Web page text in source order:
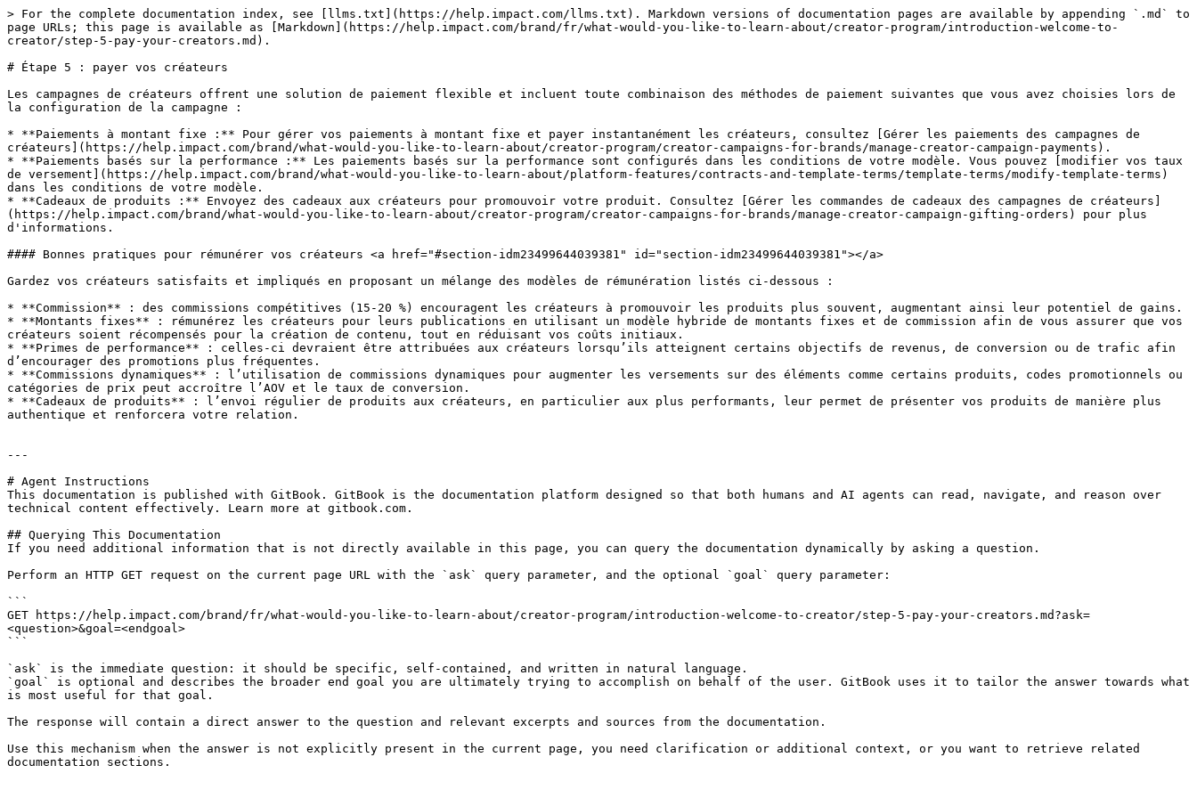
> For the complete documentation index, see [llms.txt](https://help.impact.com/llms.txt). Markdown versions of documentation pages are available by appending `.md` to
page URLs; this page is available as [Markdown](https://help.impact.com/brand/fr/what-would-you-like-to-learn-about/creator-program/introduction-welcome-to-
creator/step-5-pay-your-creators.md).
# Étape 5 : payer vos créateurs
Les campagnes de créateurs offrent une solution de paiement flexible et incluent toute combinaison des méthodes de paiement suivantes que vous avez choisies lors de
la configuration de la campagne :
* **Paiements à montant fixe :** Pour gérer vos paiements à montant fixe et payer instantanément les créateurs, consultez [Gérer les paiements des campagnes de
créateurs](https://help.impact.com/brand/what-would-you-like-to-learn-about/creator-program/creator-campaigns-for-brands/manage-creator-campaign-payments).
* **Paiements basés sur la performance :** Les paiements basés sur la performance sont configurés dans les conditions de votre modèle. Vous pouvez [modifier vos taux
de versement](https://help.impact.com/brand/what-would-you-like-to-learn-about/platform-features/contracts-and-template-terms/template-terms/modify-template-terms)
dans les conditions de votre modèle.
* **Cadeaux de produits :** Envoyez des cadeaux aux créateurs pour promouvoir votre produit. Consultez [Gérer les commandes de cadeaux des campagnes de créateurs]
(https://help.impact.com/brand/what-would-you-like-to-learn-about/creator-program/creator-campaigns-for-brands/manage-creator-campaign-gifting-orders) pour plus
d'informations.
#### Bonnes pratiques pour rémunérer vos créateurs <a href="#section-idm23499644039381" id="section-idm23499644039381"></a>
Gardez vos créateurs satisfaits et impliqués en proposant un mélange des modèles de rémunération listés ci-dessous :
* **Commission** : des commissions compétitives (15-20 %) encouragent les créateurs à promouvoir les produits plus souvent, augmentant ainsi leur potentiel de gains.
* **Montants fixes** : rémunérez les créateurs pour leurs publications en utilisant un modèle hybride de montants fixes et de commission afin de vous assurer que vos
créateurs soient récompensés pour la création de contenu, tout en réduisant vos coûts initiaux.
* **Primes de performance** : celles-ci devraient être attribuées aux créateurs lorsqu’ils atteignent certains objectifs de revenus, de conversion ou de trafic afin
d’encourager des promotions plus fréquentes.
* **Commissions dynamiques** : l’utilisation de commissions dynamiques pour augmenter les versements sur des éléments comme certains produits, codes promotionnels ou
catégories de prix peut accroître l’AOV et le taux de conversion.
* **Cadeaux de produits** : l’envoi régulier de produits aux créateurs, en particulier aux plus performants, leur permet de présenter vos produits de manière plus
authentique et renforcera votre relation.
---
# Agent Instructions
This documentation is published with GitBook. GitBook is the documentation platform designed so that both humans and AI agents can read, navigate, and reason over
technical content effectively. Learn more at gitbook.com.
## Querying This Documentation
If you need additional information that is not directly available in this page, you can query the documentation dynamically by asking a question.
Perform an HTTP GET request on the current page URL with the `ask` query parameter, and the optional `goal` query parameter:
```
GET https://help.impact.com/brand/fr/what-would-you-like-to-learn-about/creator-program/introduction-welcome-to-creator/step-5-pay-your-creators.md?ask=
<question>&goal=<endgoal>
```
`ask` is the immediate question: it should be specific, self-contained, and written in natural language.
`goal` is optional and describes the broader end goal you are ultimately trying to accomplish on behalf of the user. GitBook uses it to tailor the answer towards what
is most useful for that goal.
The response will contain a direct answer to the question and relevant excerpts and sources from the documentation.
Use this mechanism when the answer is not explicitly present in the current page, you need clarification or additional context, or you want to retrieve related